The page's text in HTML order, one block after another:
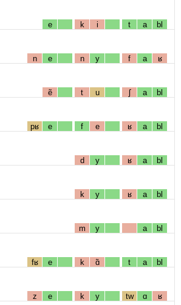
e k i t a bl
n e n y f a ʁ
ẽ t u ʃ a bl
pʁ e f e ʁ a bl
d y ʁ a bl
k y ʁ a bl
m y a bl
fʁ e k ɑ̃ t a bl
z e k y tw ɑ ʁ